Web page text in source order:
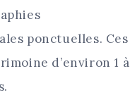
ponctuelles. Ces
d’environ 1 à